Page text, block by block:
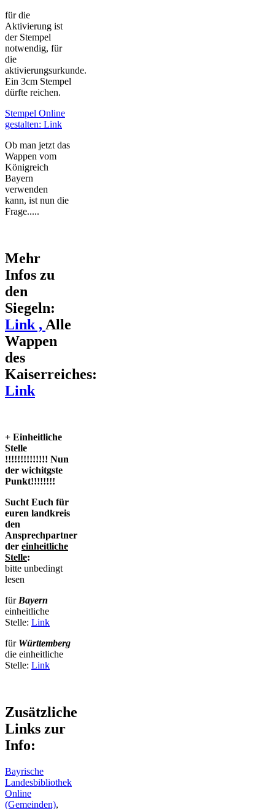
für die
Aktivierung ist
der Stempel
notwendig, für
die
aktivierungsurkunde.
Ein 3cm Stempel
dürfte reichen.
Stempel Online
gestalten: Link
Ob man jetzt das
Wappen vom
Königreich
Bayern
verwenden
kann, ist nun die
Frage.....
Mehr
Infos zu
den
Siegeln:
Link , Alle
Wappen
des
Kaiserreiches:
Link
+ Einheitliche
Stelle
!!!!!!!!!!!!!! Nun
der wichitgste
Punkt!!!!!!!!
Sucht Euch für
euren landkreis
den
Ansprechpartner
der einheitliche
Stelle:
bitte unbedingt
lesen
fürBayern
einheitliche
Stelle: Link
für Württemberg
die einheitliche
Stelle: Link
Zusätzliche
Links zur
Info:
Bayrische
Landesbibliothek
Online
(Gemeinden),